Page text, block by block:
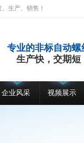
生产、销售！
专业的非标自动螺
生产快，交期短
企业风采 视频展示